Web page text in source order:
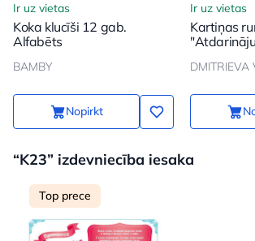
Ir uz vietas
Koka klucīši 12 gab.
Alfabēts
BAMBY
Nopirkt
Ir uz vietas
Kartiņas
DMITRIEVA
“K23” izdevniecība iesaka
Top prece